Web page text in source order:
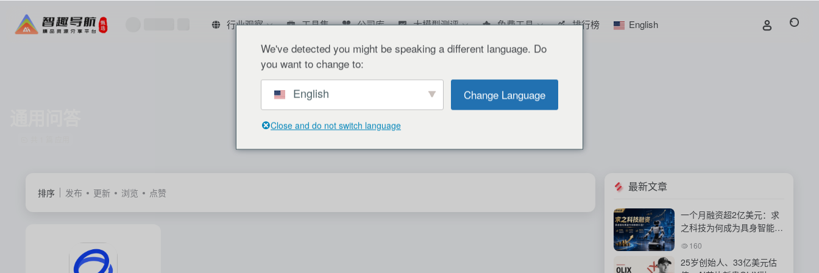
行业观察 工具集 公司库 大模型测评 免费工具 排行榜 English
排序 发布 更新 浏览 点赞 最新文章
一个月融资超2亿美元：求
之科技为何成为具身智能资
本新宠？
160
25岁创始人、33亿美元估
We've detected you might be speaking a different language. Do
you want to change to:
English Change Language
Close and do not switch language